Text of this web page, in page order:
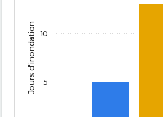
Jours d'inondation 5
10